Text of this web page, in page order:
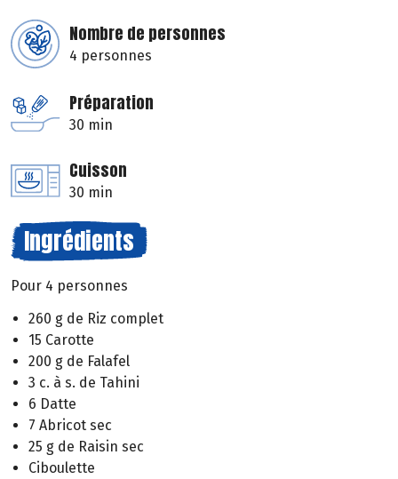
Nombre de personnes
4 personnes
Préparation
30 min
Cuisson
30 min
Ingrédients
Pour 4 personnes
260 g de Riz complet
15 Carotte
200 g de Falafel
3 c. à s. de Tahini
6 Datte
7 Abricot sec
25 g de Raisin sec
Ciboulette